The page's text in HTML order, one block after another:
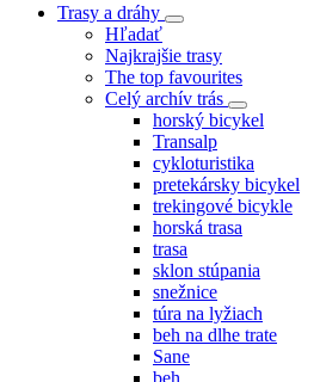
Trasy a dráhy
Hľadať
Najkrajšie trasy
The top favourites
Celý archív trás
horský bicykel
Transalp
cykloturistika
pretekársky bicykel
trekingové bicykle
horská trasa
trasa
sklon stúpania
snežnice
túra na lyžiach
beh na dlhe trate
Sane
beh